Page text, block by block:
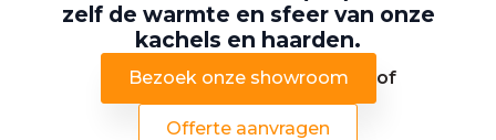
zelf de warmte en sfeer van onze
kachels en haarden.
Bezoek onze showroom of
Offerte aanvragen